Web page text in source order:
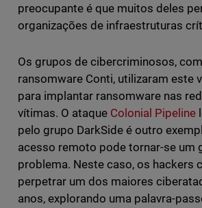
preocupante é que muitos deles
organizações de infraestruturas
Os grupos de cibercriminosos,
ransomware Conti, utilizaram este
para implantar ransomware nas
vítimas. O ataque Colonial Pipeline
pelo grupo DarkSide é outro
acesso remoto pode tornar-se um
problema. Neste caso, os hackers
perpetrar um dos maiores
anos, explorando uma palavra-